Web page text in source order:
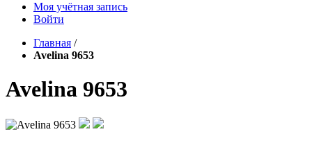
Моя учётная запись
Войти
Главная /
Avelina 9653
Avelina 9653